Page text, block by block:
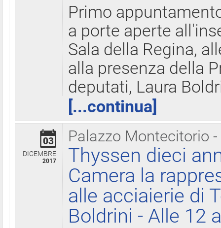
Primo
a porte aperte
Sala della Regina,
alla presenza della
deputati, Laura
[...continua]
Palazzo Montecitorio
03
DICEMBRE
2017
Thyssen dieci
Camera la
alle acciaierie di
Boldrini - Alle 12